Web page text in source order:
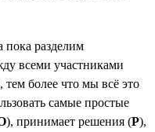
пока разделим
всеми участниками
более что мы всё это
самые простые
), принимает решения (Р),